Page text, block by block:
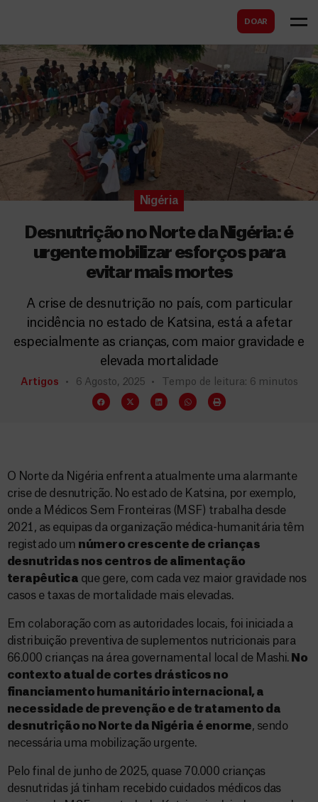
DOAR
a
r
Nigéria
Desnutrição no Norte da Nigéria: é
urgente mobilizar esforços para
evitar mais mortes
A crise de desnutrição no país, com particular
incidência no estado de Katsina, está a afetar
especialmente as crianças, com maior gravidade e
elevada mortalidade
Artigos 6 Agosto, 2025 Tempo de leitura: 6 minutos
O Norte da Nigéria enfrenta atualmente uma alarmante
crise de desnutrição. No estado de Katsina, por exemplo,
onde a Médicos Sem Fronteiras (MSF) trabalha desde
2021, as equipas da organização médica-humanitária têm
registado um número crescente de crianças
desnutridas nos centros de alimentação
terapêutica que gere, com cada vez maior gravidade nos
casos e taxas de mortalidade mais elevadas.
Em colaboração com as autoridades locais, foi iniciada a
distribuição preventiva de suplementos nutricionais para
66.000 crianças na área governamental local de Mashi. No
contexto atual de cortes drásticos no
financiamento humanitário internacional, a
necessidade de prevenção e de tratamento da
desnutrição no Norte da Nigéria é enorme, sendo
necessária uma mobilização urgente.
Pelo final de junho de 2025, quase 70.000 crianças
desnutridas já tinham recebido cuidados médicos das
c
a
r